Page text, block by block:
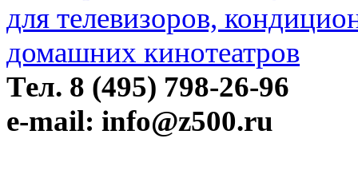
Тел. 8 (495) 798-26-96
e-mail: info@z500.ru